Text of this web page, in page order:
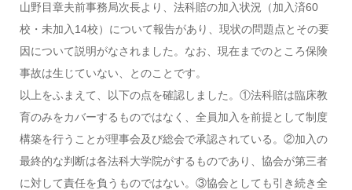
山野目章夫前事務局次長より、法科賠の加入状況（加入済60
校・未加入14校）について報告があり、現状の問題点とその要
因について説明がなされました。なお、現在までのところ保険
事故は生じていない、とのことです。
以上をふまえて、以下の点を確認しました。①法科賠は臨床教
育のみをカバーするものではなく、全員加入を前提として制度
構築を行うことが理事会及び総会で承認されている。②加入の
最終的な判断は各法科大学院がするものであり、協会が第三者
に対して責任を負うものではない。③協会としても引き続き全